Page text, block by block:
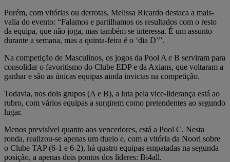
Porém, com vitórias ou derrotas, Melissa Ricardo destaca a mais-
valia do evento: “Falamos e partilhamos os resultados com o resto
da equipa, que não joga, mas também se interessa. É um assunto
durante a semana, mas a quinta-feira é o ‘dia D’”.
Na competição de Masculinos, os jogos da Pool A e B serviram para
consolidar o favoritismo do Clube EDP e da Axians, que voltaram a
ganhar e são as únicas equipas ainda invictas na competição.
Todavia, nos dois grupos (A e B), a luta pela vice-liderança está ao
rubro, com vários equipas a surgirem como pretendentes ao segundo
lugar.
Menos previsível quanto aos vencedores, está a Pool C. Nesta
ronda, realizou-se apenas um duelo e, com a vitória da Noori sobre
o Clube TAP (6-1 e 6-2), há quatro equipas empatadas na segunda
posição, a apenas dois pontos dos líderes: Bi4all.